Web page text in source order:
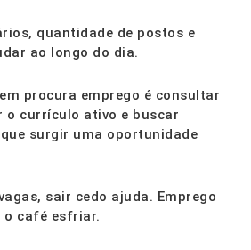
quantidade de postos e
ao longo do dia.
procura emprego é consultar
currículo ativo e buscar
surgir uma oportunidade
sair cedo ajuda. Emprego
o café esfriar.